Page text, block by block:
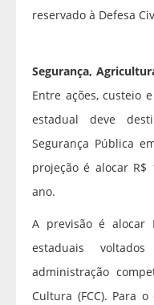
reservado à Defesa
Segurança,
Entre ações, custeio
estadual deve
Segurança Pública
projeção é alocar
ano.
A previsão é alocar
estaduais
administração
Cultura (FCC). Para